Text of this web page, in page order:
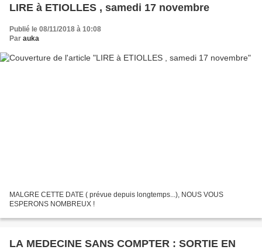
LIRE à ETIOLLES , samedi 17 novembre
Publié le 08/11/2018 à 10:08
Par auka
MALGRE CETTE DATE ( prévue depuis longtemps...), NOUS VOUS
ESPERONS NOMBREUX !
LA MEDECINE SANS COMPTER : SORTIE EN